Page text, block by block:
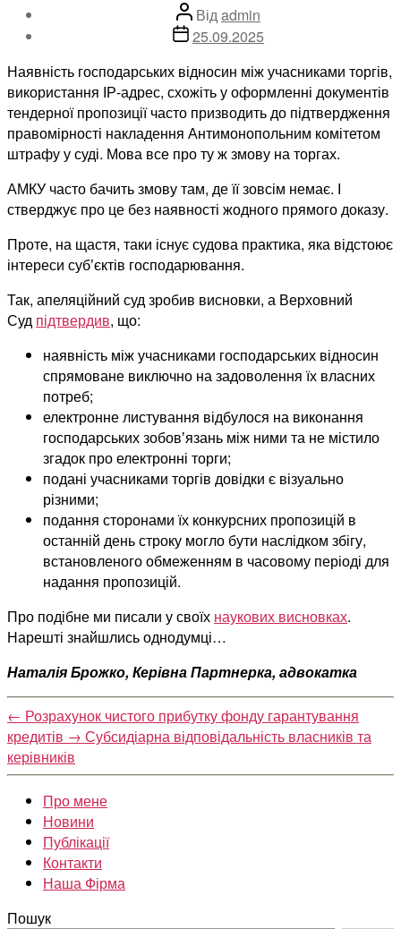
Автор
запису
Відadmin
Дата25.09.2025
Наявність господарських відносин між учасниками торгів,
використання ІР-адрес, схожіть у оформленні документів
тендерної пропозиції часто призводить до підтвердження
правомірності накладення Антимонопольним комітетом
штрафу у суді. Мова все про ту ж змову на торгах.
АМКУ часто бачить змову там, де її зовсім немає. І
стверджує про це без наявності жодного прямого доказу.
Проте, на щастя, таки існує судова практика, яка відстоює
інтереси субʼєктів господарювання.
Так, апеляційний суд зробив висновки, а Верховний
Суд підтвердив, що:
наявність між учасниками господарських відносин
спрямоване виключно на задоволення їх власних
потреб;
електронне листування відбулося на виконання
господарських зобовʼязань між ними та не містило
згадок про електронні торги;
подані учасниками торгів довідки є візуально
різними;
подання сторонами їх конкурсних пропозицій в
останній день строку могло бути наслідком збігу,
встановленого обмеженням в часовому періоді для
надання пропозицій.
Про подібне ми писали у своїх наукових висновках.
Нарешті знайшлись однодумці…
Наталія Брожко, Керівна Партнерка, адвокатка
← Розрахунок чистого прибутку фонду гарантування
кредитів → Субсидіарна відповідальність власників та
керівників
Про мене
Новини
Публікації
Контакти
Наша Фірма
Пошук